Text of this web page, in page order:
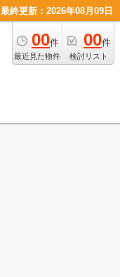
最終更新：2026年08月09日
00件
最近見た物件
00件
検討リスト